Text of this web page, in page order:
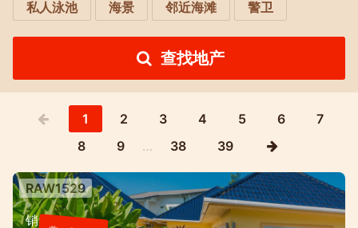
私人泳池 海景 邻近海滩 警卫
查找地产
1 2 3 4 5 6
7
8
9 … 38 39
3卧室别墅，带游泳池的封闭式社区—
RAW1529
销售